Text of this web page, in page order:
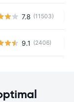
7.8 (11503)
9.1 (2406)